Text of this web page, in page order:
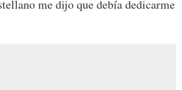
me dijo que debía dedicarme